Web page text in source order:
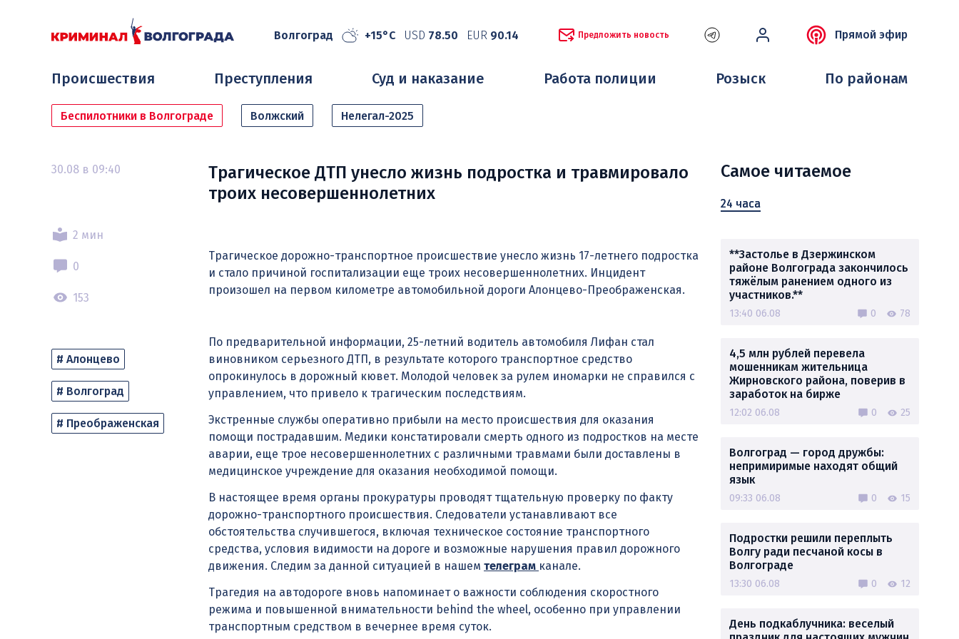
Волгоград +15°C USD 78.50 EUR 90.14 Предложить новость Прямой эфир
Происшествия Преступления Суд и наказание Работа полиции Розыск По районам
Беспилотники в Волгограде Волжский Нелегал-2025
30.08 в 09:40
2 мин
0
153
# Алонцево
# Волгоград
# Преображенская
Трагическое ДТП унесло жизнь подростка и травмировало
троих несовершеннолетних
Трагическое дорожно-транспортное происшествие унесло жизнь 17-летнего подростка
и стало причиной госпитализации еще троих несовершеннолетних. Инцидент
произошел на первом километре автомобильной дороги Алонцево-Преображенская.
По предварительной информации, 25-летний водитель автомобиля Лифан стал
виновником серьезного ДТП, в результате которого транспортное средство
опрокинулось в дорожный кювет. Молодой человек за рулем иномарки не справился с
управлением, что привело к трагическим последствиям.
Экстренные службы оперативно прибыли на место происшествия для оказания
помощи пострадавшим. Медики констатировали смерть одного из подростков на месте
аварии, еще трое несовершеннолетних с различными травмами были доставлены в
медицинское учреждение для оказания необходимой помощи.
В настоящее время органы прокуратуры проводят тщательную проверку по факту
дорожно-транспортного происшествия. Следователи устанавливают все
обстоятельства случившегося, включая техническое состояние транспортного
средства, условия видимости на дороге и возможные нарушения правил дорожного
движения. Следим за данной ситуацией в нашем телеграм канале.
Трагедия на автодороге вновь напоминает о важности соблюдения скоростного
режима и повышенной внимательности behind the wheel, особенно при управлении
транспортным средством в вечернее время суток.
Самое читаемое
24 часа
**Застолье в Дзержинском
районе Волгограда закончилось
тяжёлым ранением одного из
участников.**
13:40 06.08 0 78
4,5 млн рублей перевела
мошенникам жительница
Жирновского района, поверив в
заработок на бирже
12:02 06.08 0 25
Волгоград — город дружбы:
непримиримые находят общий
язык
09:33 06.08 0 15
Подростки решили переплыть
Волгу ради песчаной косы в
Волгограде
13:30 06.08 0 12
День подкаблучника: веселый